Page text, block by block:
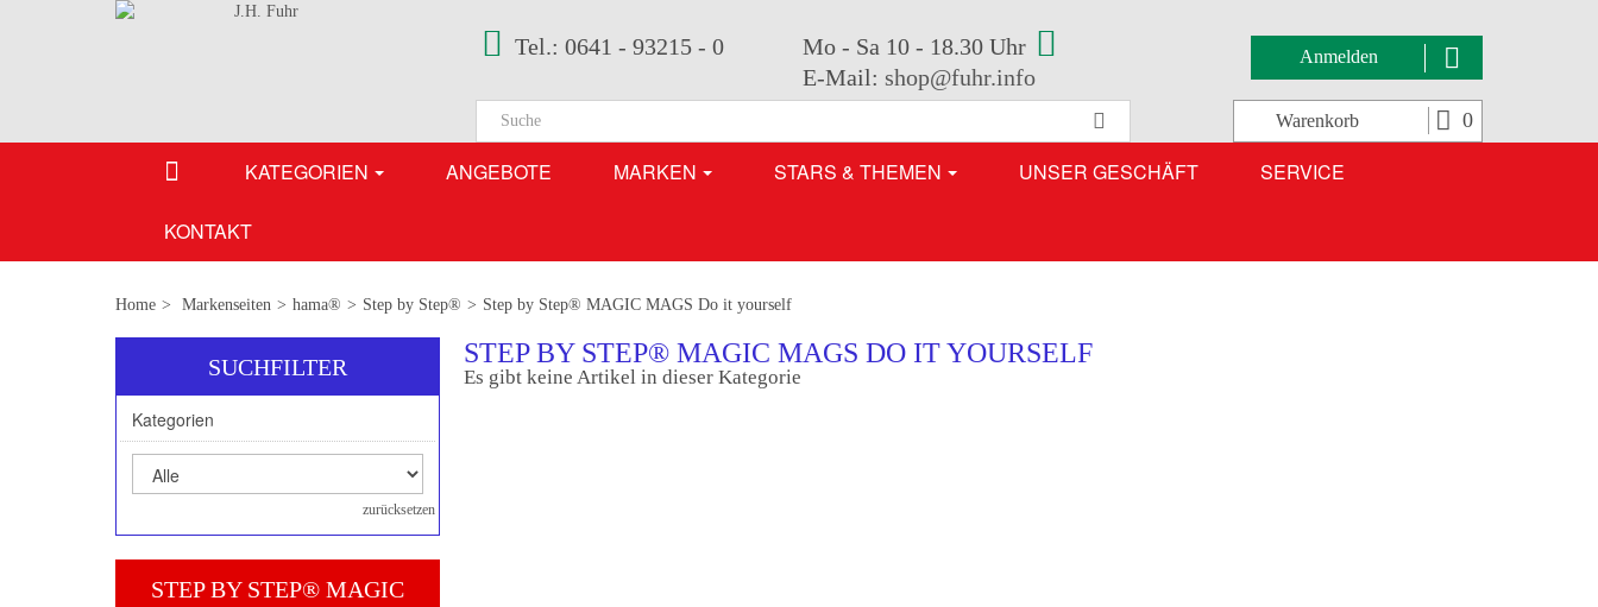
Tel.: 0641 - 93215 - 0
Mo - Sa 10 - 18.30 Uhr
E-Mail: shop@fuhr.info
Anmelden
Warenkorb 0
KATEGORIEN ANGEBOTE MARKEN STARS & THEMEN UNSER GESCHÄFT SERVICE
KONTAKT
Home > Markenseiten > hama® > Step by Step® > Step by Step® MAGIC MAGS Do it yourself
SUCHFILTER
Kategorien
zurücksetzen
STEP BY STEP® MAGIC
STEP BY STEP® MAGIC MAGS DO IT YOURSELF
Es gibt keine Artikel in dieser Kategorie